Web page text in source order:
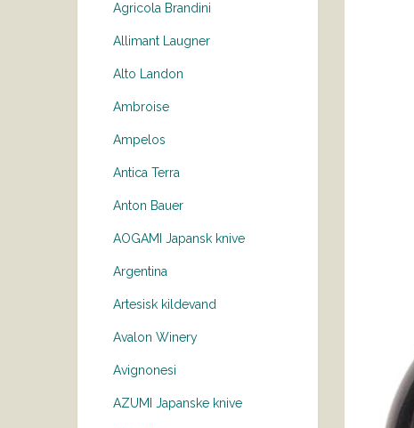
Agricola Brandini
Allimant Laugner
Alto Landon
Ambroise
Ampelos
Antica Terra
Anton Bauer
AOGAMI Japansk knive
Argentina
Artesisk kildevand
Avalon Winery
Avignonesi
AZUMI Japanske knive